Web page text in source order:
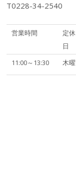
T0228-34-2540
営業時間
定休
日
11:00～13:30
木曜